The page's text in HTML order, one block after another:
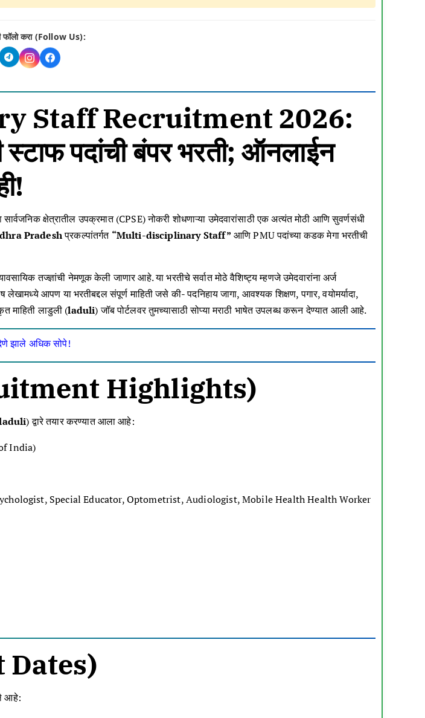
फॉलो करा (Follow Us):
Staff Recruitment 2026:
स्टाफ पदांची बंपर भरती; ऑनलाईन
क्षेत्रातील उपक्रमात (CPSE) नोकरी शोधणाऱ्या उमेदवारांसाठी एक अत्यंत मोठी आणि सुवर्णसंधी
Pradeshप्रकल्पांतर्गत “Multi-disciplinary Staff” आणि PMU पदांच्या कडक मेगा भरतीची
तज्ज्ञांची नेमणूक केली जाणार आहे. या भरतीचे सर्वात मोठे वैशिष्ट्य म्हणजे उमेदवारांना अर्ज
लेखामध्ये आपण या भरतीबद्दल संपूर्ण माहिती जसे की- पदनिहाय जागा, आवश्यक शिक्षण, पगार, वयोमर्यादा,
माहिती लाडुली (laduli) जॉब पोर्टलवर तुमच्यासाठी सोप्या मराठी भाषेत उपलब्ध करून देण्यात आली आहे.
झाले अधिक सोपे!
Highlights)
) द्वारे तयार करण्यात आला आहे:
India)
Special Educator, Optometrist, Audiologist, Mobile Health Health Worker
Dates)
आहे: